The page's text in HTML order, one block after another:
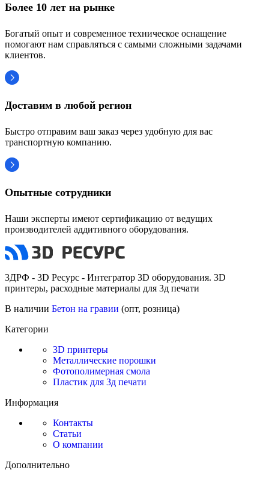
Более 10 лет на рынке
Богатый опыт и современное техническое оснащение
помогают нам справляться с самыми сложными задачами
клиентов.
Доставим в любой регион
Быстро отправим ваш заказ через удобную для вас
транспортную компанию.
Опытные сотрудники
Наши эксперты имеют сертификацию от ведущих
производителей аддитивного оборудования.
3ДРФ - 3D Ресурс - Интегратор 3D оборудования. 3D
принтеры, расходные материалы для 3д печати
В наличии Бетон на гравии (опт, розница)
Категории
3D принтеры
Металлические порошки
Фотополимерная смола
Пластик для 3д печати
Информация
Контакты
Статьи
О компании
Дополнительно